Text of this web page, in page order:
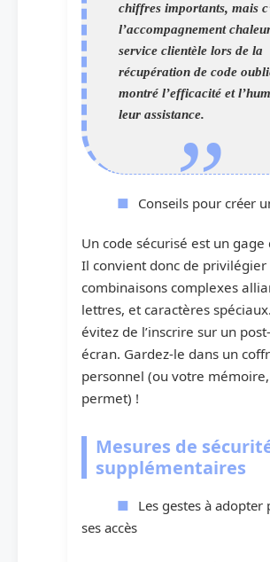
chiffres importants, mais
l’accompagnement
service clientèle lors de la
récupération de code
montré l’efficacité et
leur assistance.
Conseils pour créer
Un code sécurisé est un
Il convient donc de privilégier
combinaisons complexes
lettres, et caractères
évitez de l’inscrire sur un
écran. Gardez-le dans un
personnel (ou votre
permet) !
Mesures de
supplémentaires
Les gestes à adopter
ses accès